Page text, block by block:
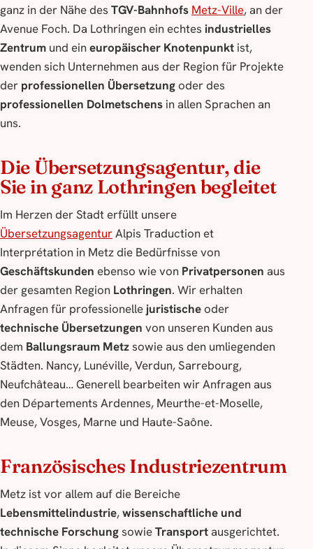
ganz in der Nähe des TGV-Bahnhofs Metz-Ville, an der
Avenue Foch. Da Lothringen ein echtes industrielles
Zentrum und eineuropäischer Knotenpunkt ist,
wenden sich Unternehmen aus der Region für Projekte
der professionellen Übersetzungoder des
professionellen Dolmetschens in allen Sprachen an
uns.
Die Übersetzungsagentur, die
Sie in ganz Lothringen begleitet
Im Herzen der Stadt erfüllt unsere
ÜbersetzungsagenturAlpis Traduction et
Interprétation in Metz die Bedürfnisse von
Geschäftskunden ebenso wie von Privatpersonen aus
der gesamten Region Lothringen. Wir erhalten
Anfragen für professionelle juristischeoder
technische Übersetzungen von unseren Kunden aus
dem Ballungsraum Metzsowie aus den umliegenden
Städten. Nancy, Lunéville, Verdun, Sarrebourg,
Neufchâteau… Generell bearbeiten wir Anfragen aus
den Départements Ardennes, Meurthe-et-Moselle,
Meuse, Vosges, Marne und Haute-Saône.
Französisches Industriezentrum
Metz ist vor allem auf die Bereiche
Lebensmittelindustrie,wissenschaftliche und
technische ForschungsowieTransportausgerichtet.